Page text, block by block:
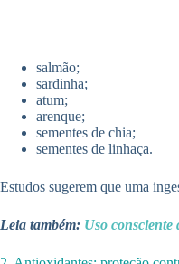
salmão;
sardinha;
atum;
arenque;
sementes de chia;
sementes de linhaça.
Estudos sugerem que uma
Leia também: Uso consciente